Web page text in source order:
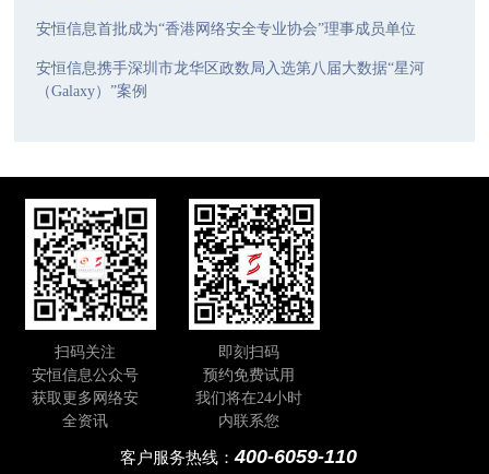
安恒信息首批成为“香港网络安全专业协会”理事成员单位
安恒信息携手深圳市龙华区政数局入选第八届大数据“星河
（Galaxy）”案例
扫码关注
安恒信息公众号
获取更多网络安
全资讯
即刻扫码
预约免费试用
我们将在24小时
内联系您
客户服务热线：400-6059-110